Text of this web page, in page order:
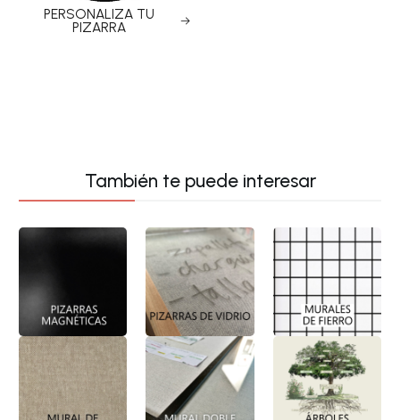
PERSONALIZA TU
PIZARRA
También te puede interesar